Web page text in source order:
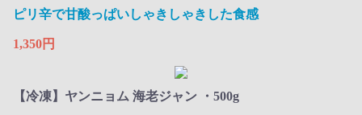
ピリ辛で甘酸っぱいしゃきしゃきした食感
1,350円
【冷凍】ヤンニョム 海老ジャン ・500g